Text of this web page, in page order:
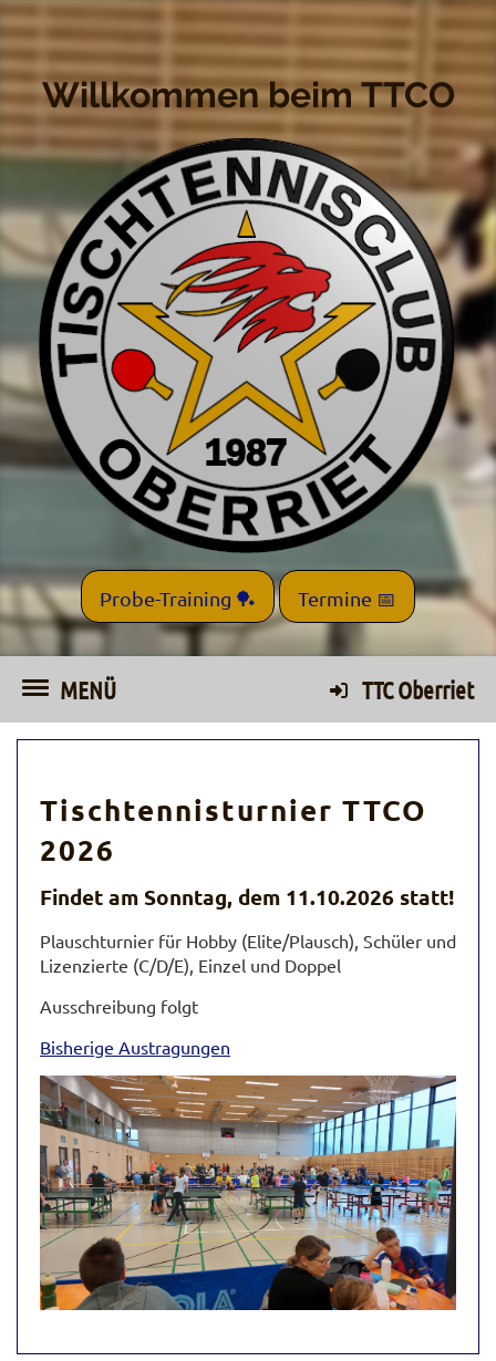
Willkommen beim TTCO
Probe-Training 🏓 Termine 📅
MENÜ TTC Oberriet
Tischtennisturnier TTCO
2026
Findet am Sonntag, dem 11.10.2026 statt!
Plauschturnier für Hobby (Elite/Plausch), Schüler und
Lizenzierte (C/D/E), Einzel und Doppel
Ausschreibung folgt
Bisherige Austragungen